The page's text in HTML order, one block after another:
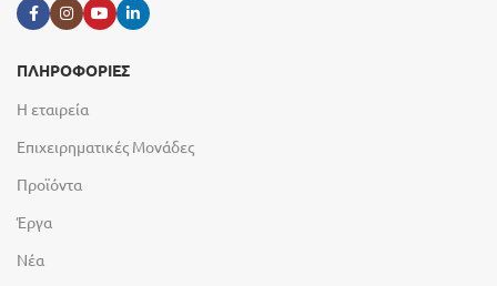
ΠΛΗΡΟΦΟΡΙΕΣ
Η εταιρεία
Επιχειρηματικές Μονάδες
Προϊόντα
Έργα
Νέα